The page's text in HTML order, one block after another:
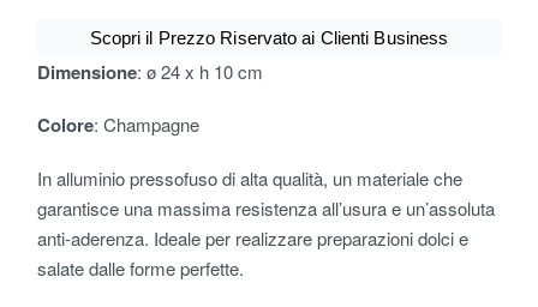
Scopri il Prezzo Riservato ai Clienti Business
Dimensione: ø 24 x h 10 cm
Colore: Champagne
In alluminio pressofuso di alta qualità, un materiale che
garantisce una massima resistenza all’usura e un’assoluta
anti-aderenza. Ideale per realizzare preparazioni dolci e
salate dalle forme perfette.